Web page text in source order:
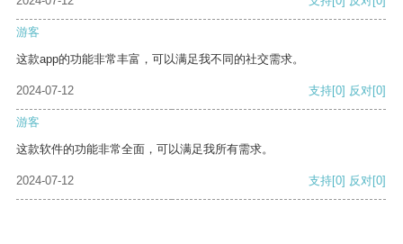
游客
这款app的功能非常丰富，可以满足我不同的社交需求。
2024-07-12 支持[0] 反对[0]
游客
这款软件的功能非常全面，可以满足我所有需求。
2024-07-12 支持[0] 反对[0]